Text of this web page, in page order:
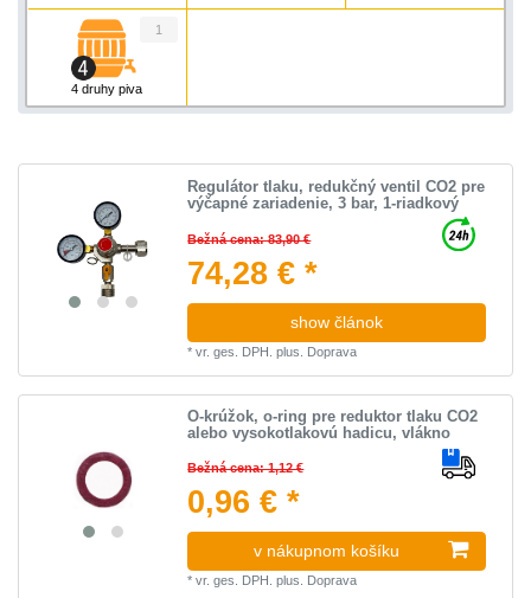
4 druhy piva
1
Regulátor tlaku, redukčný ventil CO2 pre
výčapné zariadenie, 3 bar, 1-riadkový
Bežná cena: 83,90 €
74,28 € *
show článok
*vr. ges. DPH. plus. Doprava
O-krúžok, o-ring pre reduktor tlaku CO2
alebo vysokotlakovú hadicu, vlákno
Bežná cena: 1,12 €
0,96 € *
v nákupnom košíku
*vr. ges. DPH. plus. Doprava